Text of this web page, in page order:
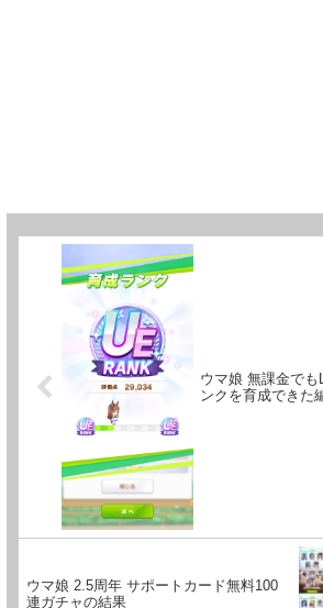
ウマ娘 無課金でも
ンクを育成できた
ウマ娘 2.5周年 サポートカード無料100
連ガチャの結果